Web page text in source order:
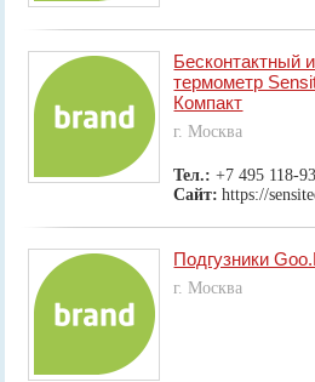
Бесконтактный
термометр
Компакт
г. Москва
Тел.:+7 495 118-
Сайт: https://
Подгузники
г. Москва